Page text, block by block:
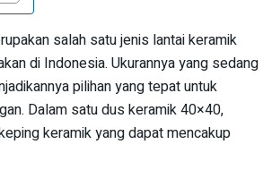
salah satu jenis lantai keramik
di Indonesia. Ukurannya yang sedang
pilihan yang tepat untuk
Dalam satu dus keramik 40×40,
keramik yang dapat mencakup